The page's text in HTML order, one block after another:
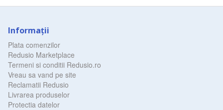
Informaţii
Plata comenzilor
Redusio Marketplace
Termeni si conditii Redusio.ro
Vreau sa vand pe site
Reclamatii Redusio
Livrarea produselor
Protectia datelor